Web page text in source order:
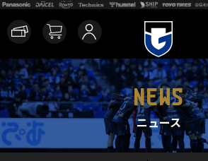
NEWS
ニュース